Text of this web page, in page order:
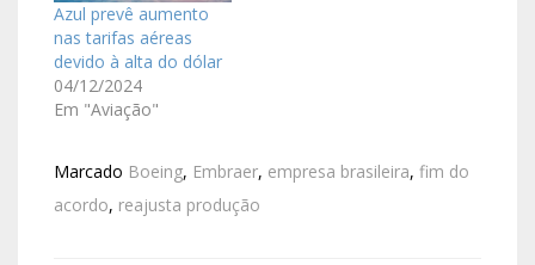
Azul prevê aumento
nas tarifas aéreas
devido à alta do dólar
04/12/2024
Em "Aviação"
Marcado Boeing, Embraer, empresa brasileira, fim do
acordo, reajusta produção